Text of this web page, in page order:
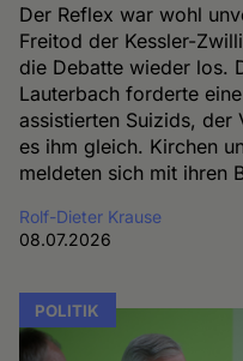
Der Reflex war wohl
Freitod der Kessler-
die Debatte wieder los.
Lauterbach forderte
assistierten Suizids, der
es ihm gleich. Kirchen
meldeten sich mit ihren
Rolf-Dieter Krause
08.07.2026
POLITIK